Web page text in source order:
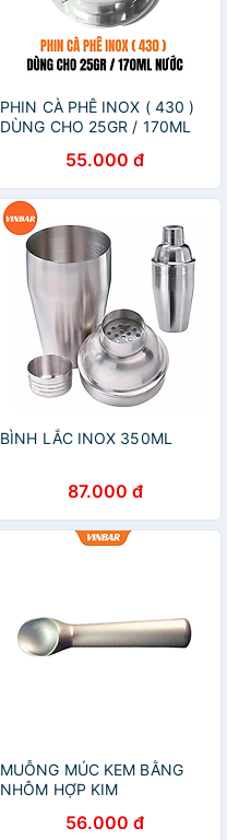
PHIN CÀ PHÊ INOX ( 430 )
DÙNG CHO 25GR / 170ML
55.000 đ
BÌNH LẮC INOX 350ML
87.000 đ
MUỖNG MÚC KEM BẰNG
NHÔM HỢP KIM
56.000 đ